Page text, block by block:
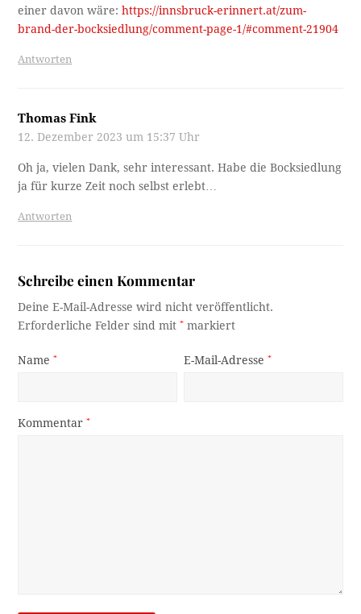
einer davon wäre:https://innsbruck-erinnert.at/zum-
brand-der-bocksiedlung/comment-page-1/#comment-21904
Antworten
Thomas Fink
12. Dezember 2023 um 15:37 Uhr
Oh ja, vielen Dank, sehr interessant. Habe die Bocksiedlung
ja für kurze Zeit noch selbst erlebt…
Antworten
Schreibe einen Kommentar
Deine E-Mail-Adresse wird nicht veröffentlicht.
Erforderliche Felder sind mit* markiert
Name* E-Mail-Adresse*
Kommentar*